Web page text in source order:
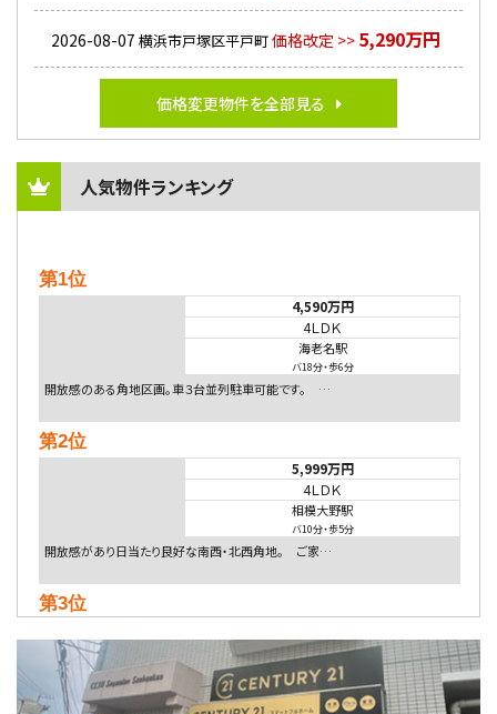
2026-08-07 横浜市戸塚区平戸町価格改定 >> 5,290万円
価格変更物件を全部見る
人気物件ランキング
第1位
4,590万円
4ＬＤＫ
海老名駅
バ18分・歩6分
開放感のある角地区画。車３台並列駐車可能です。 …
第2位
5,999万円
4ＬＤＫ
相模大野駅
バ10分・歩5分
開放感があり日当たり良好な南西・北西角地。 ご家…
第3位
4ＬＤＫ
淵野辺駅
歩17分